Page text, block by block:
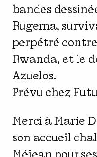
bandes
Rugema,
perpétré
Rwanda, et le
Azuelos.
Prévu chez
Merci à Marie
son accueil
Méjean pour